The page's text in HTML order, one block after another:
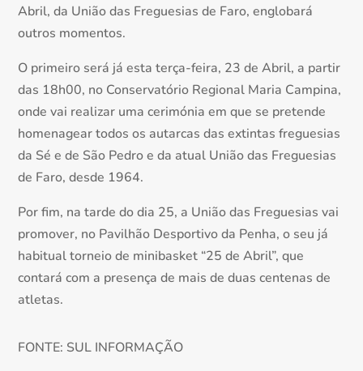
Abril, da União das Freguesias de Faro, englobará
outros momentos.
O primeiro será já esta terça-feira, 23 de Abril, a partir
das 18h00, no Conservatório Regional Maria Campina,
onde vai realizar uma cerimónia em que se pretende
homenagear todos os autarcas das extintas freguesias
da Sé e de São Pedro e da atual União das Freguesias
de Faro, desde 1964.
Por fim, na tarde do dia 25, a União das Freguesias vai
promover, no Pavilhão Desportivo da Penha, o seu já
habitual torneio de minibasket “25 de Abril”, que
contará com a presença de mais de duas centenas de
atletas.
FONTE: SUL INFORMAÇÃO